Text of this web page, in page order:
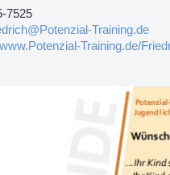
7525
Training.de
Training.de/